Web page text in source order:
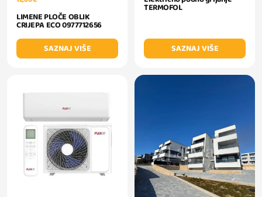
LIMENE PLOČE OBLIK
CRIJEPA ECO 0977712656
SAZNAJ VIŠE
TERMOFOL
SAZNAJ VIŠE